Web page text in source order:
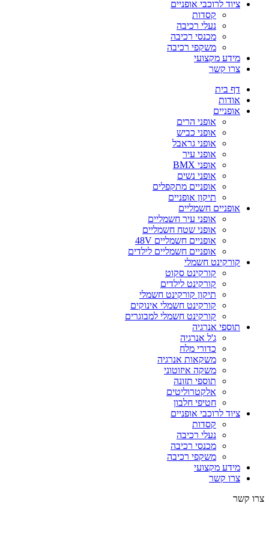
ציוד לרוכבי אופניים
קסדות
נעלי רכיבה
מכנסי רכיבה
משקפי רכיבה
מידע מקצועי
צרו קשר
דף בית
אודות
אופניים
אופני הרים
אופני כביש
אופני גראבל
אופני עיר
אופני BMX
אופני נשים
אופניים מתקפלים
תיקון אופניים
אופניים חשמליים
אופני עיר חשמליים
אופני שטח חשמליים
אופניים חשמליים 48V
אופניים חשמליים לילדים
קורקינט חשמלי
קורקינט סקוט
קורקינט לילדים
תיקון קורקינט חשמלי
קורקינט חשמלי אינוקים
קורקינט חשמלי למבוגרים
תוספי אנרגיה
ג'ל אנרגיה
כדורי מלח
משקאות אנרגיה
משקה איזוטוני
תוספי תזונה
אלקטרוליטים
חטיפי חלבון
ציוד לרוכבי אופניים
קסדות
נעלי רכיבה
מכנסי רכיבה
משקפי רכיבה
מידע מקצועי
צרו קשר
צרו קשר